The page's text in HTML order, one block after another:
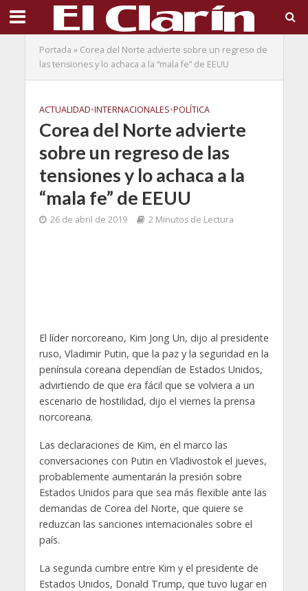
Portada » Corea del Norte advierte sobre un regreso de
las tensiones y lo achaca a la “mala fe” de EEUU
ACTUALIDAD•INTERNACIONALES•POLÍTICA
Corea del Norte advierte
sobre un regreso de las
tensiones y lo achaca a la
“mala fe” de EEUU
26 de abril de 2019 2 Minutos de Lectura
El líder norcoreano, Kim Jong Un, dijo al presidente
ruso, Vladimir Putin, que la paz y la seguridad en la
península coreana dependían de Estados Unidos,
advirtiendo de que era fácil que se volviera a un
escenario de hostilidad, dijo el viernes la prensa
norcoreana.
Las declaraciones de Kim, en el marco las
conversaciones con Putin en Vladivostok el jueves,
probablemente aumentarán la presión sobre
Estados Unidos para que sea más flexible ante las
demandas de Corea del Norte, que quiere se
reduzcan las sanciones internacionales sobre el
país.
La segunda cumbre entre Kim y el presidente de
Estados Unidos, Donald Trump, que tuvo lugar en